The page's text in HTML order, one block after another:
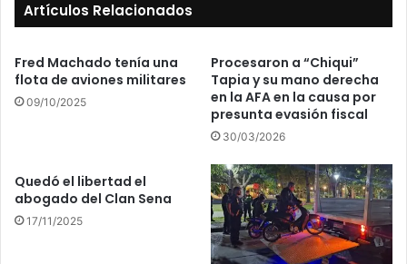
Artículos Relacionados
Fred Machado tenía una
flota de aviones militares
09/10/2025
Procesaron a “Chiqui”
Tapia y su mano derecha
en la AFA en la causa por
presunta evasión fiscal
30/03/2026
Quedó el libertad el
abogado del Clan Sena
17/11/2025